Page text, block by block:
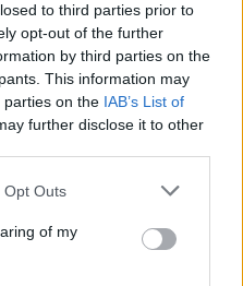
to third parties prior to
opt-out of the further
by third parties on the
This information may
parties on the IAB’s List of
further disclose it to other
Opt Outs
of my
minifestival
v Karlových Varech, nevadí.
mini festival filmu pod širým